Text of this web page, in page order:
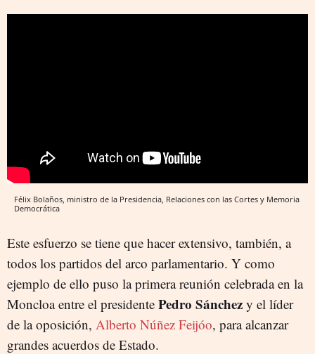
Félix Bolaños, ministro de la Presidencia, Relaciones con las Cortes y Memoria
Democrática
Este esfuerzo se tiene que hacer extensivo, también, a
todos los partidos del arco parlamentario. Y como
ejemplo de ello puso la primera reunión celebrada en la
Moncloa entre el presidente Pedro Sánchez y el líder
de la oposición, Alberto Núñez Feijóo, para alcanzar
grandes acuerdos de Estado.